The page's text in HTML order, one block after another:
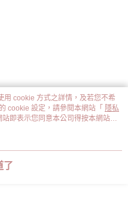
用 cookie 方式之詳情，及若您不希
cookie 設定，請參閱本網站「 隱私
即表示您同意本公司得按本網站使
了